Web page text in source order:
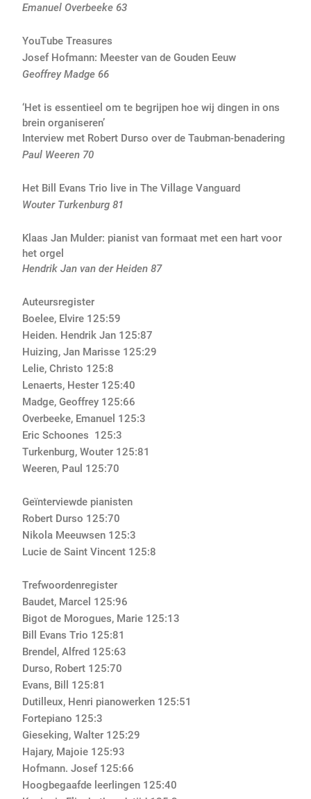
Emanuel Overbeeke 63
YouTube Treasures
Josef Hofmann: Meester van de Gouden Eeuw
Geoffrey Madge 66
‘Het is essentieel om te begrijpen hoe wij dingen in ons
brein organiseren’
Interview met Robert Durso over de Taubman-benadering
Paul Weeren 70
Het Bill Evans Trio live in The Village Vanguard
Wouter Turkenburg 81
Klaas Jan Mulder: pianist van formaat met een hart voor
het orgel
Hendrik Jan van der Heiden 87
Auteursregister
Boelee, Elvire 125:59
Heiden. Hendrik Jan 125:87
Huizing, Jan Marisse 125:29
Lelie, Christo 125:8
Lenaerts, Hester 125:40
Madge, Geoffrey 125:66
Overbeeke, Emanuel 125:3
Eric Schoones 125:3
Turkenburg, Wouter 125:81
Weeren, Paul 125:70
Geïnterviewde pianisten
Robert Durso 125:70
Nikola Meeuwsen 125:3
Lucie de Saint Vincent 125:8
Trefwoordenregister
Baudet, Marcel 125:96
Bigot de Morogues, Marie 125:13
Bill Evans Trio 125:81
Brendel, Alfred 125:63
Durso, Robert 125:70
Evans, Bill 125:81
Dutilleux, Henri pianowerken 125:51
Fortepiano 125:3
Gieseking, Walter 125:29
Hajary, Majoie 125:93
Hofmann. Josef 125:66
Hoogbegaafde leerlingen 125:40